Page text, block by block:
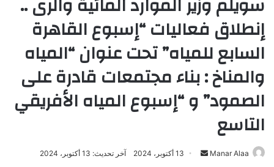
إنطلاق فعاليات “إسبوع القاهرة
السابع للمياه” تحت عنوان “المياه
والمناخ : بناء مجتمعات قادرة على
الصمود” و “إسبوع المياه الأفريقي
التاسع
Manar Alaa
أرسل 13 أكتوبر، 2024 آخر تحديث: 13 أكتوبر، 2024